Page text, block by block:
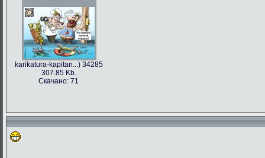
karikatura-kapitan...) 34285
307.85 Kb.
Скачано: 71